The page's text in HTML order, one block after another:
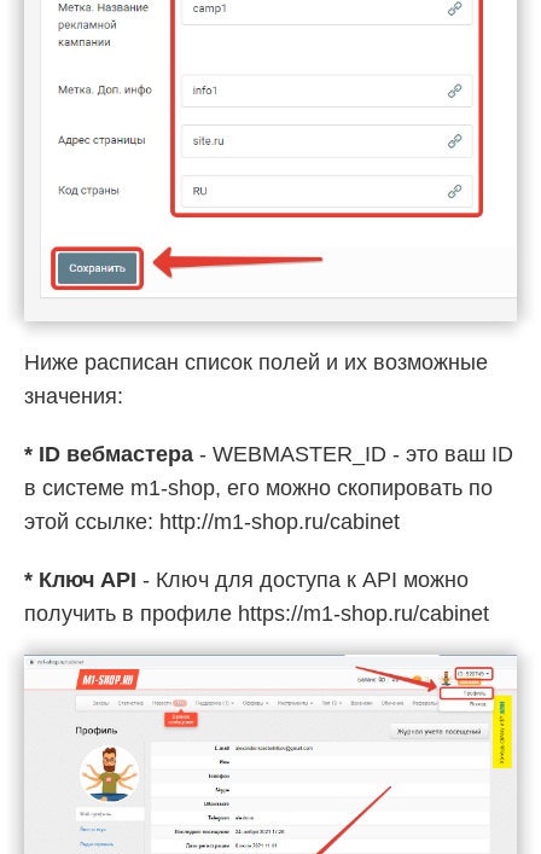
Ниже расписан список полей и их возможные
значения:
* ID вебмастера - WEBMASTER_ID - это ваш ID
в системе m1-shop, его можно скопировать по
этой ссылке: http://m1-shop.ru/cabinet
* Ключ API - Ключ для доступа к API можно
получить в профиле https://m1-shop.ru/cabinet